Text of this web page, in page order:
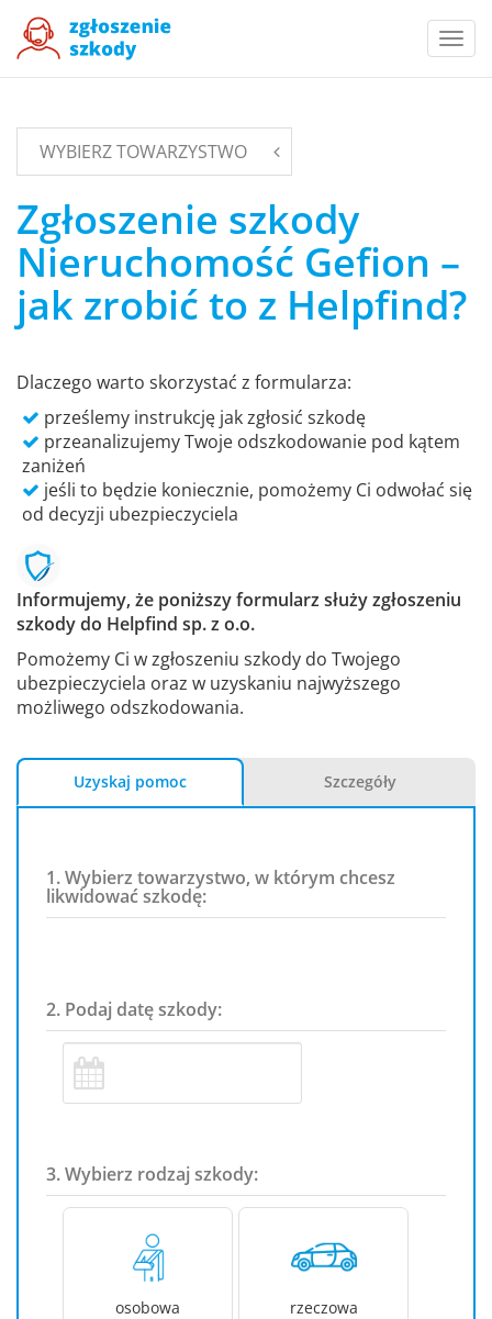
WYBIERZ TOWARZYSTWO
Zgłoszenie szkody
Nieruchomość Gefion –
jak zrobić to z Helpfind?
Dlaczego warto skorzystać z formularza:
prześlemy instrukcję jak zgłosić szkodę
przeanalizujemy Twoje odszkodowanie pod kątem
zaniżeń
jeśli to będzie koniecznie, pomożemy Ci odwołać się
od decyzji ubezpieczyciela
Informujemy, że poniższy formularz służy zgłoszeniu
szkody do Helpfind sp. z o.o.
Pomożemy Ci w zgłoszeniu szkody do Twojego
ubezpieczyciela oraz w uzyskaniu najwyższego
możliwego odszkodowania.
Uzyskaj pomoc Szczegóły
1. Wybierz towarzystwo, w którym chcesz
likwidować szkodę:
2. Podaj datę szkody:
3. Wybierz rodzaj szkody:
osobowa rzeczowa